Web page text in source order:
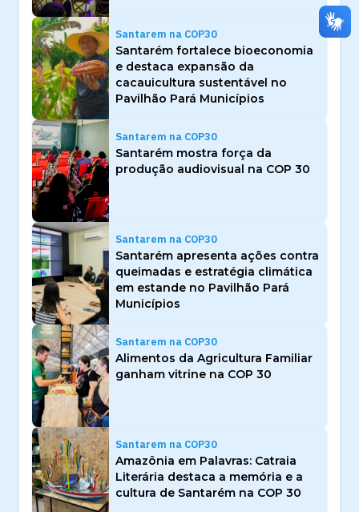
Santarem na COP30
Santarém fortalece bioeconomia
e destaca expansão da
cacauicultura sustentável no
Pavilhão Pará Municípios
Santarem na COP30
Santarém mostra força da
produção audiovisual na COP 30
Santarem na COP30
Santarém apresenta ações contra
queimadas e estratégia climática
em estande no Pavilhão Pará
Municípios
Santarem na COP30
Alimentos da Agricultura Familiar
ganham vitrine na COP 30
Santarem na COP30
Amazônia em Palavras: Catraia
Literária destaca a memória e a
cultura de Santarém na COP 30